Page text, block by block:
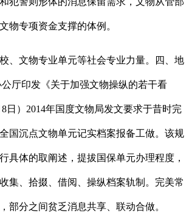
物专项资金支撑的体例。
文物专业单元等社会专业力量。四、地
厅印发《关于加强文物操纵的若干看
日）2014年国度文物局发文要求于昔时完
国沉点文物单元记实档案报备工做。该规
具体的取阐述，提拔国保单元办理程度，
集、拾掇、借阅、操纵档案轨制。完美常
部分之间贫乏消息共享、联动合做。